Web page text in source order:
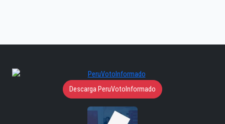
Descarga PeruVotoInformado